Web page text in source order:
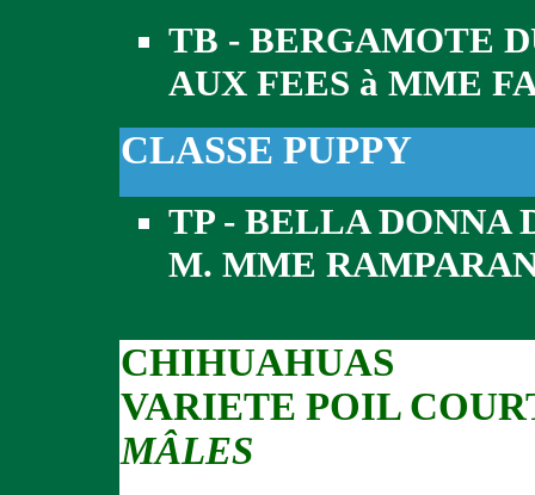
TB - BERGAMOTE
AUX FEES à MME
CLASSE PUPPY
TP - BELLA DONNA
M. MME
CHIHUAHUAS
VARIETE POIL
MÂLES